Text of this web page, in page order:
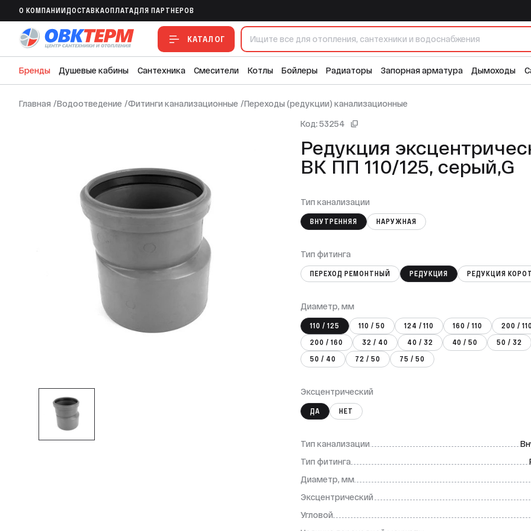
O КОМПАНИИ ДОСТАВКАОПЛАТАДЛЯ ПАРТНЕРОВ
КАТАЛОГ
Бренды Душевые кабины Сантехника Смесители Котлы Бойлеры Радиаторы Запорная арматура Дымоходы
Главная /Водоотведение /Фитинги канализационные /Переходы (редукции) канализационные
Код: 53254
Редукция
ВК ПП 110/125, серый,G
Тип канализации
ВНУТРЕННЯЯ НАРУЖНАЯ
Тип фитинга
ПЕРЕХОД РЕМОНТНЫЙ РЕДУКЦИЯ РЕДУКЦИЯ
Диаметр, мм
110 / 125 110 / 50 124 / 110 160 / 110
200 /
200 / 160
32 / 40 40 / 32 40 / 50
50 / 32
50 / 40
72 / 50 75 / 50
Эксцентрический
ДА НЕТ
Тип канализации
Тип фитинга
Диаметр, мм
Эксцентрический
Угловой
Редукция эксцентрическая ВК ПП 110/125, серый,G